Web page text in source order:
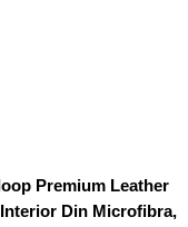
Premium Leather
Din Microfibra,